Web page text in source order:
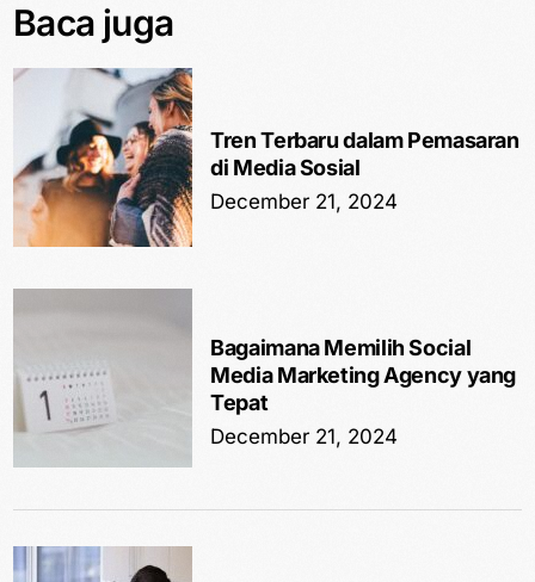
Baca juga
Tren Terbaru dalam Pemasaran
di Media Sosial
December 21, 2024
Bagaimana Memilih Social
Media Marketing Agency yang
Tepat
December 21, 2024